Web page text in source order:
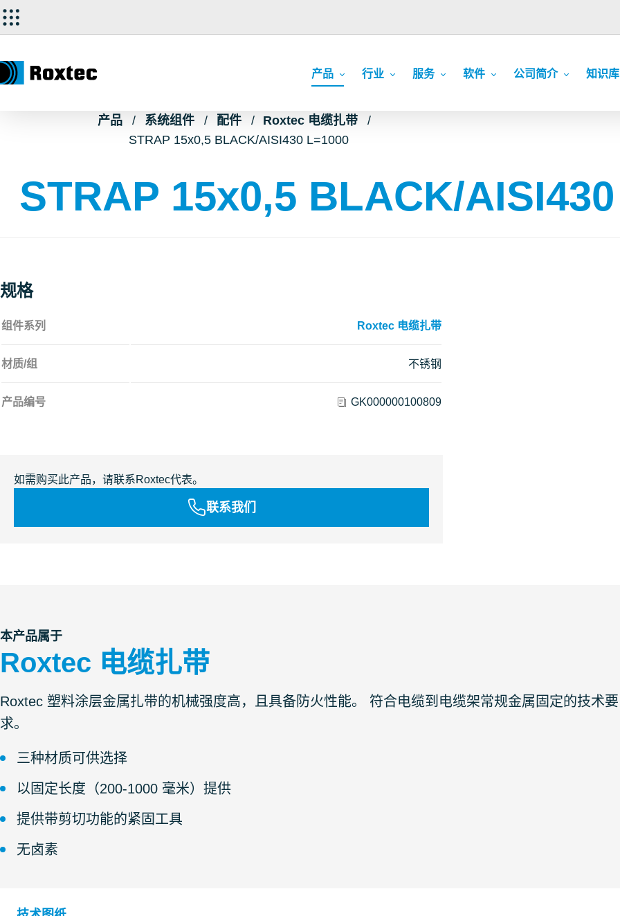
产品 行业 服务 软件 公司简介 知识库
产品 系统组件 配件
Roxtec 电缆扎带
STRAP 15x0,5 BLACK/AISI430 L=1000
STRAP 15x0,5 BLACK/
规格
组件系列 Roxtec 电缆扎带
材质/组 不锈钢
产品编号 GK000000100809
如需购买此产品，请联系Roxtec代表。
联系我们
本产品属于
Roxtec 电缆扎带
Roxtec 塑料涂层金属扎带的机械强度高，且具备防火性能。 符合电缆到电缆架常规金属固定的技术要
求。
三种材质可供选择
以固定长度（200-1000 毫米）提供
提供带剪切功能的紧固工具
无卤素